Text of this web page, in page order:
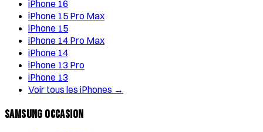
iPhone 16
iPhone 15 Pro Max
iPhone 15
iPhone 14 Pro Max
iPhone 14
iPhone 13 Pro
iPhone 13
Voir tous les iPhones →
Samsung Occasion